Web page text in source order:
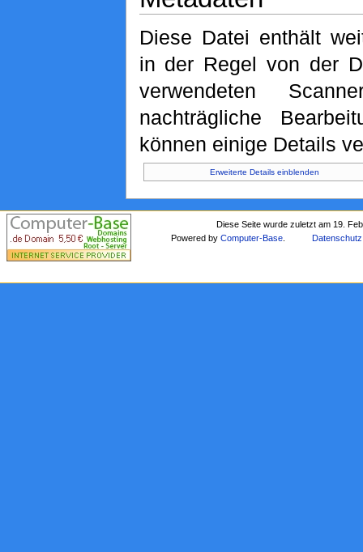
Diese Datei enthält
in der Regel von der
verwendeten
nachträgliche
können einige Details
Erweiterte Details einblenden
Diese Seite wurde zuletzt am 19.
Powered byComputer-Base Datenschutz